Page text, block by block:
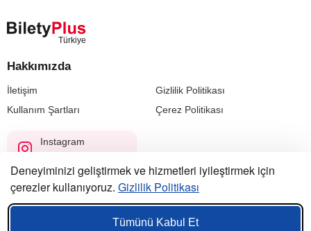
Hakkımızda
İletişim
Gizlilik Politikası
Kullanım Şartları
Çerez Politikası
Instagram
@biletyplus_turkiye
© 2023 — 2026, Biletyplus, Innovative Travel Technologies, LLC.
Tüm hakları saklıdır.
kullanıcı sözleşmesi,gizlilik politikası
Deneyiminizi geliştirmek ve hizmetleri iyileştirmek için
çerezler kullanıyoruz. Gizlilik Politikası
Tümünü Kabul Et